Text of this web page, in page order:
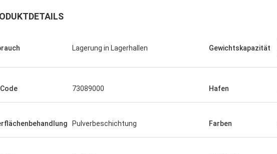
Lagerung in Lagerhallen Gewichtskapazität
73089000 Hafen
Pulverbeschichtung Farben